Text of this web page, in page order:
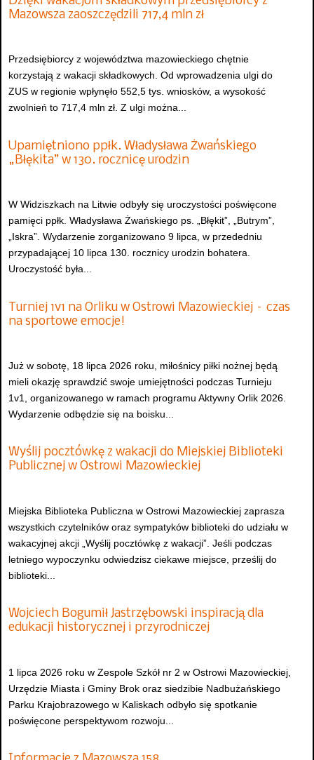
Mazowsza zaoszczędzili 717,4 mln zł
Przedsiębiorcy z województwa mazowieckiego chętnie
korzystają z wakacji składkowych. Od wprowadzenia ulgi do
ZUS w regionie wpłynęło 552,5 tys. wniosków, a wysokość
zwolnień to 717,4 mln zł. Z ulgi można...
Upamiętniono ppłk. Władysława Żwańskiego
„Błękita” w 130. rocznicę urodzin
W Widziszkach na Litwie odbyły się uroczystości poświęcone
pamięci ppłk. Władysława Żwańskiego ps. „Błękit”, „Butrym”,
„Iskra”. Wydarzenie zorganizowano 9 lipca, w przededniu
przypadającej 10 lipca 130. rocznicy urodzin bohatera.
Uroczystość była...
Turniej 1v1 na Orliku w Ostrowi Mazowieckiej – czas
na sportowe emocje!
Już w sobotę, 18 lipca 2026 roku, miłośnicy piłki nożnej będą
mieli okazję sprawdzić swoje umiejętności podczas Turnieju
1v1, organizowanego w ramach programu Aktywny Orlik 2026.
Wydarzenie odbędzie się na boisku...
Wyślij pocztówkę z wakacji do Miejskiej Biblioteki
Publicznej w Ostrowi Mazowieckiej
Miejska Biblioteka Publiczna w Ostrowi Mazowieckiej zaprasza
wszystkich czytelników oraz sympatyków biblioteki do udziału w
wakacyjnej akcji „Wyślij pocztówkę z wakacji”. Jeśli podczas
letniego wypoczynku odwiedzisz ciekawe miejsce, prześlij do
biblioteki...
Wojciech Bogumił Jastrzębowski inspiracją dla
edukacji historycznej i przyrodniczej
1 lipca 2026 roku w Zespole Szkół nr 2 w Ostrowi Mazowieckiej,
Urzędzie Miasta i Gminy Brok oraz siedzibie Nadbużańskiego
Parku Krajobrazowego w Kaliskach odbyło się spotkanie
poświęcone perspektywom rozwoju...